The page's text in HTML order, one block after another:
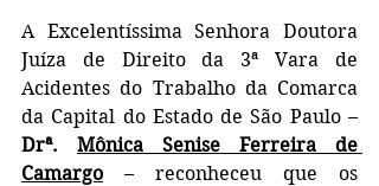
A Excelentíssima Senhora Doutora
Juíza de Direito da 3ª Vara de
Acidentes do Trabalho da Comarca
da Capital do Estado de São Paulo –
Drª. Mônica Senise Ferreira de
Camargo – reconheceu que os